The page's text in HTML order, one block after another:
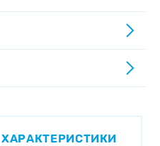
ХАРАКТЕРИСТИКИ